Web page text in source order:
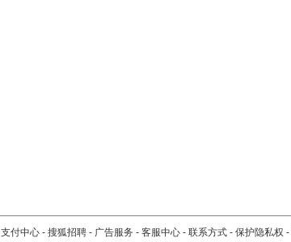
支付中心 - 搜狐招聘 - 广告服务 - 客服中心 - 联系方式 - 保护隐私权 -